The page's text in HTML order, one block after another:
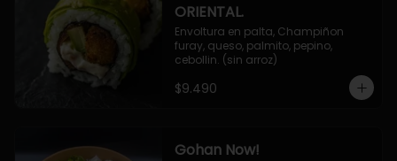
ORIENTAL.
Envoltura en palta, Champiñon
furay, queso, palmito, pepino,
cebollin. (sin arroz)
$9.490
Gohan Now!